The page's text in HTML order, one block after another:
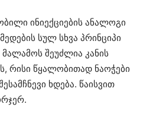
ინიექციების ანალოგი
სულ სხვა პრინციპი
შეუძლია კანის
რისი წყალობითად ნაოჭები
ხდება. წაისვით